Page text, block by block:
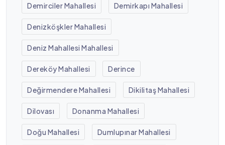
Demirciler Mahallesi Demirkapı Mahallesi
Denizköşkler Mahallesi
Deniz Mahallesi Mahallesi
Dereköy Mahallesi Derince
Değirmendere Mahallesi Dikilitaş Mahallesi
Dilovası Donanma Mahallesi
Doğu Mahallesi Dumlupınar Mahallesi